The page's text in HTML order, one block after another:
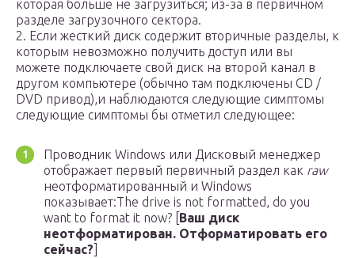
которая больше не загрузиться; из-за в первичном
разделе загрузочного сектора.
2. Если жесткий диск содержит вторичные разделы, к
которым невозможно получить доступ или вы
можете подключаете свой диск на второй канал в
другом компьютере (обычно там подключены CD /
DVD привод),и наблюдаются следующие симптомы
следующие симптомы бы отметил следующее:
Проводник Windows или Дисковый менеджер
отображает первый первичный раздел как raw
неотформатированный и Windows
показывает:The drive is not formatted, do you
want to format it now? [ Ваш диск
неотформатирован. Отформатировать его
сейчас?